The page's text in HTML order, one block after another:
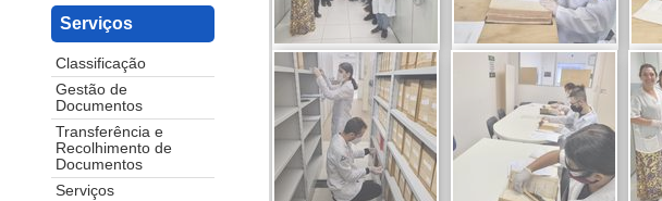
Serviços
Classificação
Gestão de
Documentos
Transferência e
Recolhimento de
Documentos
Serviços